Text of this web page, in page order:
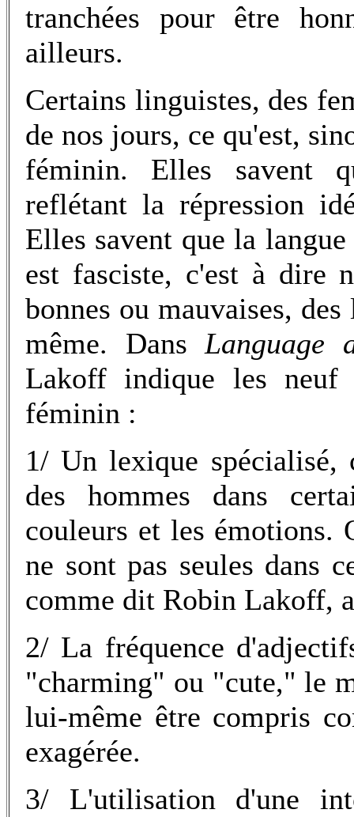
tranchées pour être
ailleurs.
Certains linguistes, des
de nos jours, ce qu'est,
féminin. Elles savent
reflétant la répression
Elles savent que la
est fasciste, c'est à dire
bonnes ou mauvaises,
même. DansLanguage
Lakoff indique les neuf
féminin :
1/ Un lexique
des hommes dans
couleurs et les émotions.
ne sont pas seules dans
comme dit Robin Lakoff,
2/ La fréquence
"charming" ou "cute," le
lui-même être compris
exagérée.
3/ L'utilisation d'une